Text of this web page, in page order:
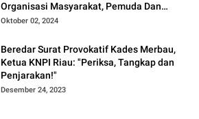
Organisasi Masyarakat, Pemuda Dan
Agama Pada pilkada Serentak 2024
Oktober 02, 2024
Beredar Surat Provokatif Kades Merbau,
Ketua KNPI Riau: "Periksa, Tangkap dan
Penjarakan!"
Desember 24, 2023